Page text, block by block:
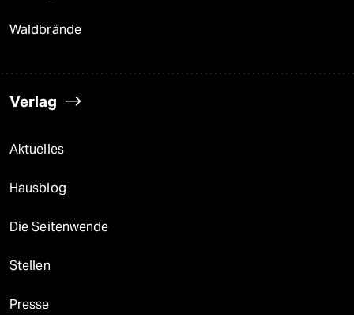
Waldbrände
Verlag
Aktuelles
Hausblog
Die Seitenwende
Stellen
Presse